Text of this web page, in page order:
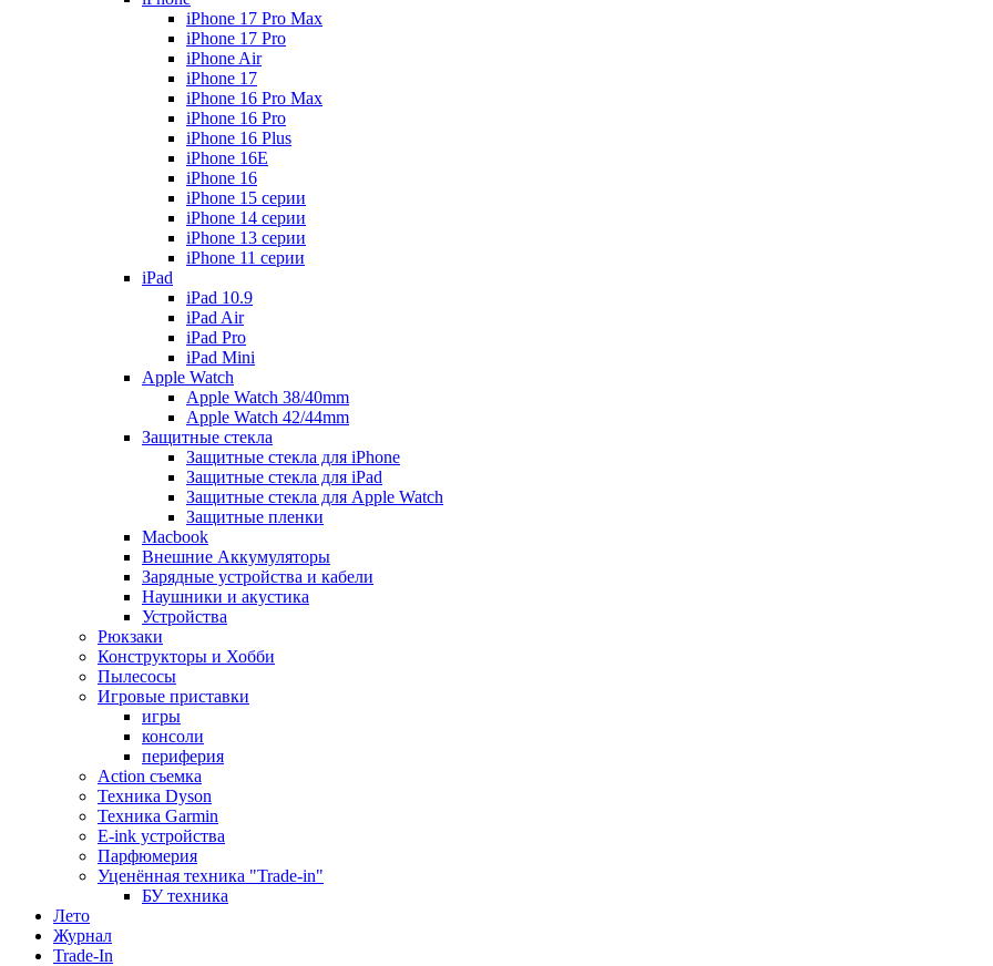
iPhone 17 Pro Max
iPhone 17 Pro
iPhone Air
iPhone 17
iPhone 16 Pro Max
iPhone 16 Pro
iPhone 16 Plus
iPhone 16E
iPhone 16
iPhone 15 серии
iPhone 14 серии
iPhone 13 серии
iPhone 11 серии
iPad
iPad 10.9
iPad Air
iPad Pro
iPad Mini
Apple Watch
Apple Watch 38/40mm
Apple Watch 42/44mm
Защитные стекла
Защитные стекла для iPhone
Защитные стекла для iPad
Защитные стекла для Apple Watch
Защитные пленки
Macbook
Внешние Аккумуляторы
Зарядные устройства и кабели
Наушники и акустика
Устройства
Рюкзаки
Конструкторы и Хобби
Пылесосы
Игровые приставки
игры
консоли
периферия
Action съемка
Техника Dyson
Техника Garmin
E-ink устройства
Парфюмерия
Уценённая техника "Trade-in"
БУ техника
Лето
Журнал
Trade-In